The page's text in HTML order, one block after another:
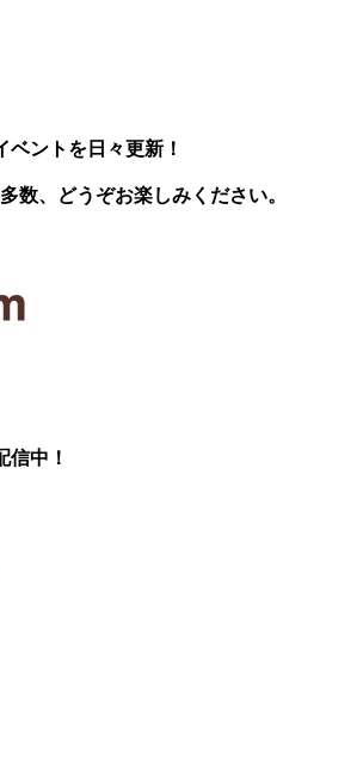
ントを日々更新！
数、どうぞお楽しみください。
信中！